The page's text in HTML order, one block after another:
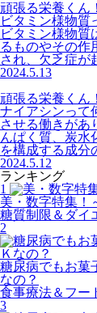
頑張る栄養くん
ビタミン様物質
ビタミン様物質
るものやその作
され、欠乏症
2024.5.13
頑張る栄養く
ナイアシンって
させる働きがあ
んぱく質、炭水
を構成する成
2024.5.12
ランキング
1
美・数字特集！
糖質制限＆ダイ
2
糖尿病でもお菓
なの？
食事療法＆フー
3